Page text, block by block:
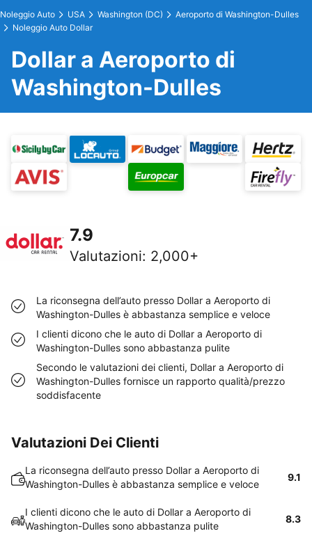
Noleggio Auto USA Washington (DC)
Aeroporto di Washington-Dulles
Noleggio Auto Dollar
Dollar a Aeroporto di
Washington-Dulles
7.9
Valutazioni: 2,000+
La riconsegna dell’auto presso Dollar a Aeroporto di
Washington-Dulles è abbastanza semplice e veloce
I clienti dicono che le auto di Dollar a Aeroporto di
Washington-Dulles sono abbastanza pulite
Secondo le valutazioni dei clienti, Dollar a Aeroporto di
Washington-Dulles fornisce un rapporto qualità/prezzo
soddisfacente
Valutazioni Dei Clienti
La riconsegna dell’auto presso Dollar a Aeroporto di
Washington-Dulles è abbastanza semplice e veloce
9.1
I clienti dicono che le auto di Dollar a Aeroporto di
Washington-Dulles sono abbastanza pulite
8.3